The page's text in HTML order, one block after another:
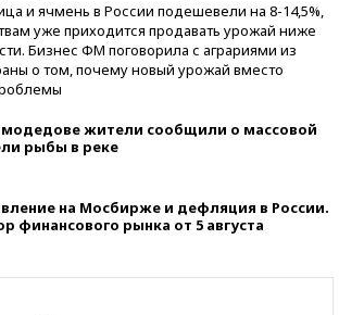
и ячмень в России подешевели на 8-14,5%,
уже приходится продавать урожай ниже
Бизнес ФМ поговорила с аграриями из
о том, почему новый урожай вместо
жители сообщили о массовой
рыбы в реке
на Мосбирже и дефляция в России.
финансового рынка от 5 августа